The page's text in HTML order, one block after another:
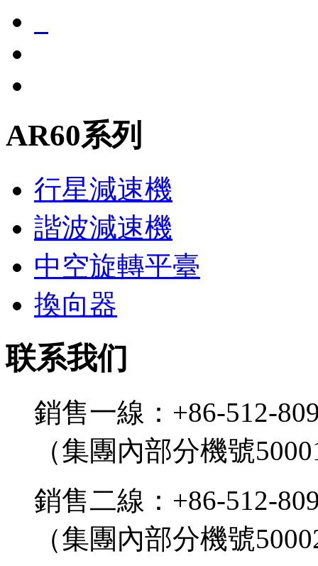
AR60系列
行星減速機
諧波減速機
中空旋轉平臺
換向器
联系我们
銷售一線：+86-512-
（集團內部分機號
銷售二線：+86-512-
（集團內部分機號